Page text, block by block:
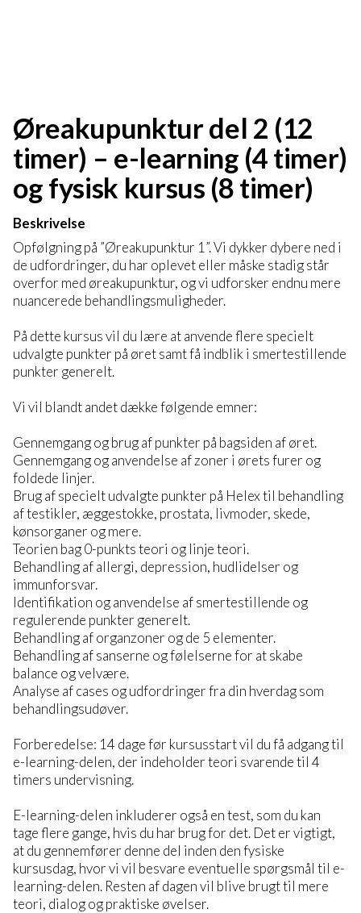
Øreakupunktur del 2 (12
timer) – e-learning (4 timer)
og fysisk kursus (8 timer)
Beskrivelse
Opfølgning på ”Øreakupunktur 1”. Vi dykker dybere ned i
de udfordringer, du har oplevet eller måske stadig står
overfor med øreakupunktur, og vi udforsker endnu mere
nuancerede behandlingsmuligheder.
På dette kursus vil du lære at anvende flere specielt
udvalgte punkter på øret samt få indblik i smertestillende
punkter generelt.
Vi vil blandt andet dække følgende emner:
Gennemgang og brug af punkter på bagsiden af øret.
Gennemgang og anvendelse af zoner i ørets furer og
foldede linjer.
Brug af specielt udvalgte punkter på Helex til behandling
af testikler, æggestokke, prostata, livmoder, skede,
kønsorganer og mere.
Teorien bag 0-punkts teori og linje teori.
Behandling af allergi, depression, hudlidelser og
immunforsvar.
Identifikation og anvendelse af smertestillende og
regulerende punkter generelt.
Behandling af organzoner og de 5 elementer.
Behandling af sanserne og følelserne for at skabe
balance og velvære.
Analyse af cases og udfordringer fra din hverdag som
behandlingsudøver.
Forberedelse: 14 dage før kursusstart vil du få adgang til
e-learning-delen, der indeholder teori svarende til 4
timers undervisning.
E-learning-delen inkluderer også en test, som du kan
tage flere gange, hvis du har brug for det. Det er vigtigt,
at du gennemfører denne del inden den fysiske
kursusdag, hvor vi vil besvare eventuelle spørgsmål til e-
learning-delen. Resten af dagen vil blive brugt til mere
teori, dialog og praktiske øvelser.